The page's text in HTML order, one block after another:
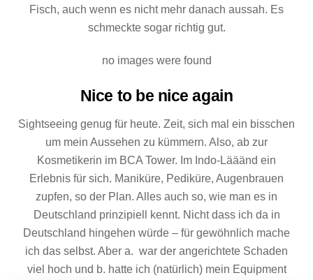
Fisch, auch wenn es nicht mehr danach aussah. Es
schmeckte sogar richtig gut.
no images were found
Nice to be nice again
Sightseeing genug für heute. Zeit, sich mal ein bisschen
um mein Aussehen zu kümmern. Also, ab zur
Kosmetikerin im BCA Tower. Im Indo-Lääänd ein
Erlebnis für sich. Maniküre, Pediküre, Augenbrauen
zupfen, so der Plan. Alles auch so, wie man es in
Deutschland prinzipiell kennt. Nicht dass ich da in
Deutschland hingehen würde – für gewöhnlich mache
ich das selbst. Aber a. war der angerichtete Schaden
viel hoch und b. hatte ich (natürlich) mein Equipment